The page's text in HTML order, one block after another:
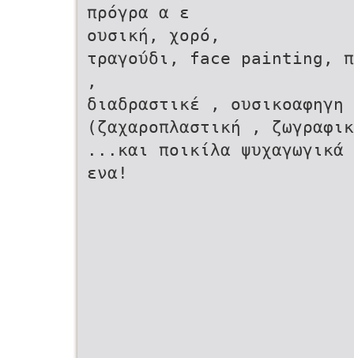
πρόγρα α ε
ουσική, χορό,
τραγούδι, face painting,
,
διαδραστικέ ,
(ζαχαροπλαστική ,
...και ποικίλα ψυχαγωγικά
ενα!